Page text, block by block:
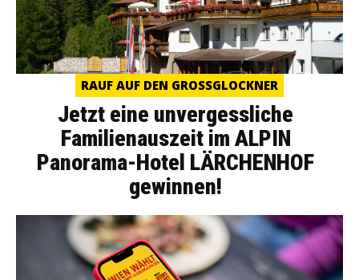
RAUF AUF DEN GROSSGLOCKNER
Jetzt eine unvergessliche
Familienauszeit im ALPIN
Panorama-Hotel LÄRCHENHOF
gewinnen!